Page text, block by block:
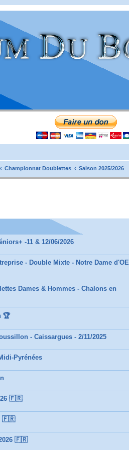
Championnat Doublettes Saison 2025/2026
-11 & 12/06/2026
- Double Mixte - Notre Dame d'OE
Dames & Hommes - Chalons en
🏆
- Caissargues - 2/11/2025
Pyrénées
🇫🇷
🇫🇷
🇫🇷